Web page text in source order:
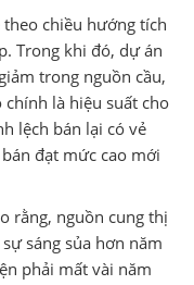
chiều hướng tích
Trong khi đó, dự án
trong nguồn cầu,
là hiệu suất cho
lệch bán lại có vẻ
đạt mức cao mới
rằng, nguồn cung thị
sáng sủa hơn năm
phải mất vài năm